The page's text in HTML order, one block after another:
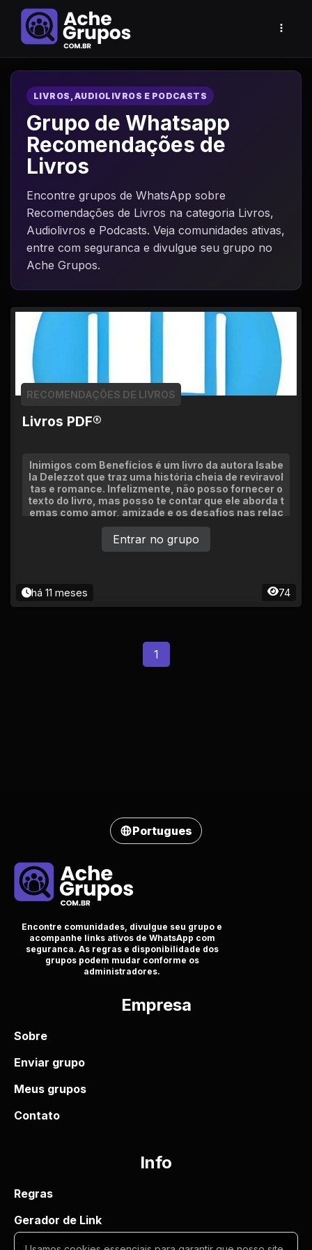
LIVROS, AUDIOLIVROS E PODCASTS
Grupo de Whatsapp
Recomendações de
Livros
Encontre grupos de WhatsApp sobre
Recomendações de Livros na categoria Livros,
Audiolivros e Podcasts. Veja comunidades ativas,
entre com seguranca e divulgue seu grupo no
Ache Grupos.
Livros PDF®
RECOMENDAÇÕES DE LIVROS
Inimigos com Benefícios é um livro da autora Isabe
la Delezzot que traz uma história cheia de reviravol
tas e romance. Infelizmente, não posso fornecer o
texto do livro, mas posso te contar que ele aborda t
emas como amor, amizade e os desafios nas relaç
ões
há 11 meses 74
Entrar no grupo
1
Portugues
Encontre comunidades, divulgue seu grupo e
acompanhe links ativos de WhatsApp com
seguranca. As regras e disponibilidade dos
grupos podem mudar conforme os
administradores.
Empresa
Sobre
Enviar grupo
Meus grupos
Contato
Info
Regras
Gerador de Link
Termos de uso